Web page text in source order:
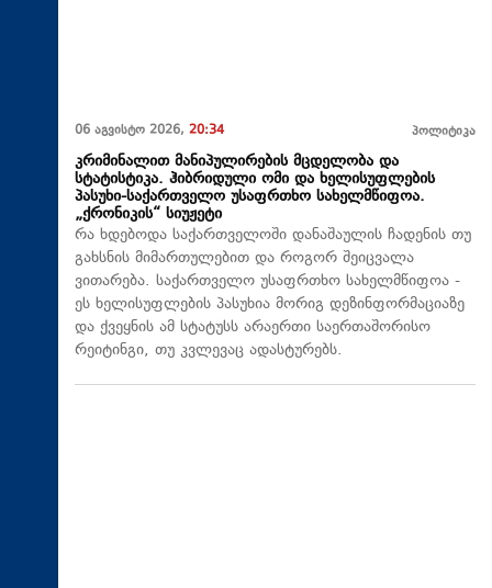
06 აგვისტო 2026, 20:34 პოლიტიკა
კრიმინალით მანიპულირების მცდელობა და
სტატისტიკა. ჰიბრიდული ომი და ხელისუფლების
პასუხი-საქართველო უსაფრთხო სახელმწიფოა.
„ქრონიკის“ სიუჟეტი
რა ხდებოდა საქართველოში დანაშაულის ჩადენის თუ
გახსნის მიმართულებით და როგორ შეიცვალა
ვითარება. საქართველო უსაფრთხო სახელმწიფოა -
ეს ხელისუფლების პასუხია მორიგ დეზინფორმაციაზე
და ქვეყნის ამ სტატუსს არაერთი საერთაშორისო
რეიტინგი, თუ კვლევაც ადასტურებს.